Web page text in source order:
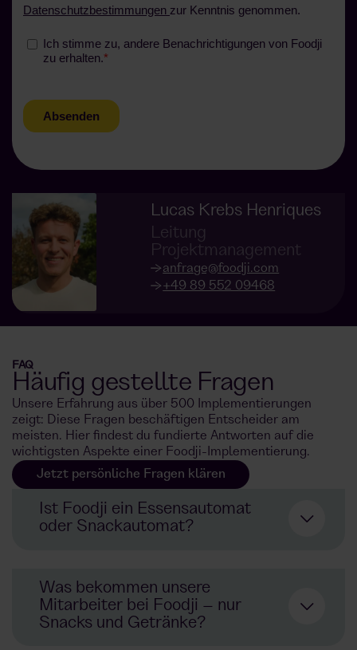
Lucas Krebs Henriques
Leitung
Projektmanagement
anfrage@foodji.com
+49 89 552 09468
FAQ
Häufig gestellte Fragen
Unsere Erfahrung aus über 500 Implementierungen
zeigt: Diese Fragen beschäftigen Entscheider am
meisten. Hier findest du fundierte Antworten auf die
wichtigsten Aspekte einer Foodji-Implementierung.
Jetzt persönliche Fragen klären
Ist Foodji ein Essensautomat
oder Snackautomat?
Snackautomat
Was bekommen unsere
Mitarbeiter bei Foodji – nur
Snacks und Getränke?